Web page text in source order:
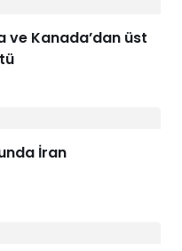
ve Kanada’dan üst
İran